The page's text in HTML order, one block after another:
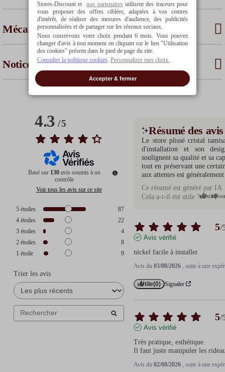
Mécanisme
Notices
4.3/5
Basé sur 130 avis soumis à un
contrôle
Voir tous les avis sur ce site
5étoiles
87
4étoiles
22
3étoiles
4
2étoiles
8
1étoile 9
Trier les avis
Résumé des avis
Le store plissé cristal
d'installation et son
soulignent sa qualité et sa
tout en préservant une
aux attentes est
Ce résumé est généré par IA
Cela a-t-il été utile ? Oui
5/
Avis vérifié
nickel facile à installer
Avis du03/08/2026 , suite à une
Utile(0) Signaler
5/
Avis vérifié
Très pratique, esthétique.
Il faut juste manipuler les
Avis du02/08/2026 , suite à une
Stores-Discount etnos partenairesutilisent des traceurs pour
vous proposer des offres ciblées, adaptées à vos centres
d'intérêt, de réaliser des mesures d'audience, des publicités
personnalisées et de partager sur les réseaux sociaux.
Nous conservons votre choix pendant 6 mois. Vous pouvez
changer d'avis à tout moment en cliquant sur le lien "Utilisation
des cookies" présent dans le pied de page du site.
Consulter la politique cookies. Personnaliser mes choix.
Accepter & fermer